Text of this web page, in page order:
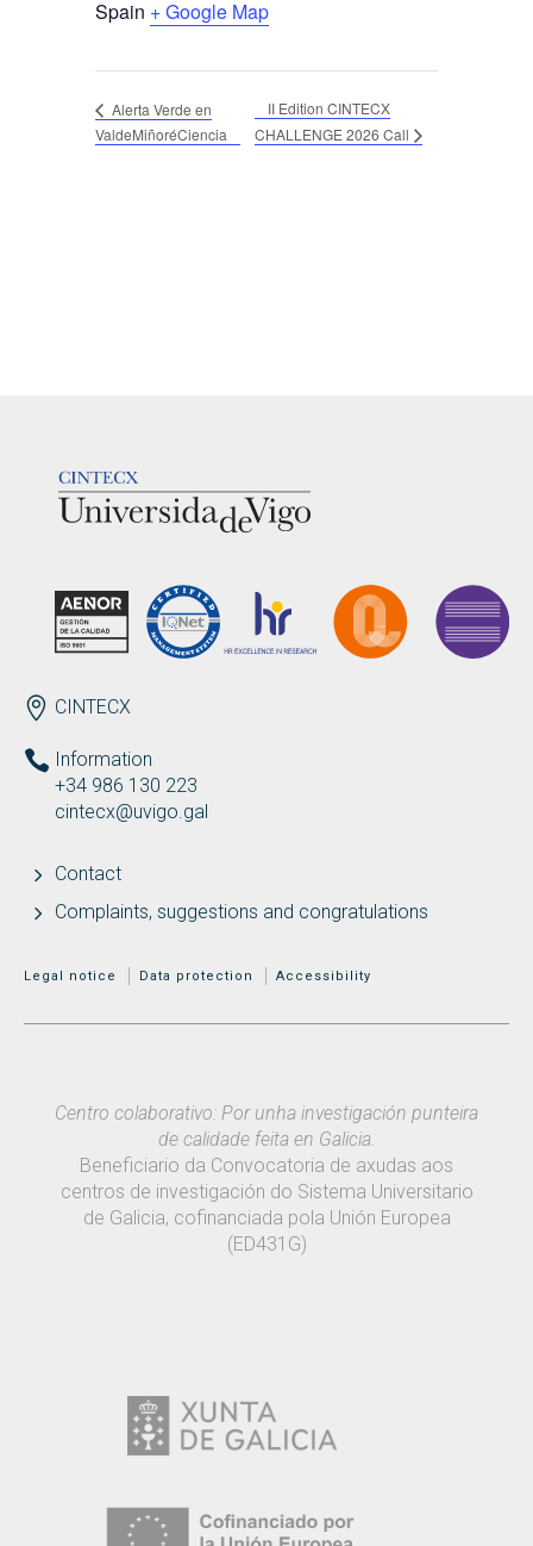
Spain + Google Map
Alerta Verde en
ValdeMiñoréCiencia
II Edition CINTECX
CHALLENGE 2026 Call
ENDEREZO EN
CINTECX
Information
+34 986 130 223
cintecx@uvigo.gal
Contact
Complaints, suggestions and congratulations
MENÚ ADICIONAL
Legal notice Data protection Accessibility
Centro colaborativo: Por unha investigación punteira
de calidade feita en Galicia.
Beneficiario da Convocatoria de axudas aos
centros de investigación do Sistema Universitario
de Galicia, cofinanciada pola Unión Europea
(ED431G)